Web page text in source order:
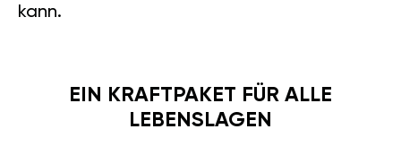
kann.
EIN KRAFTPAKET FÜR ALLE
LEBENSLAGEN